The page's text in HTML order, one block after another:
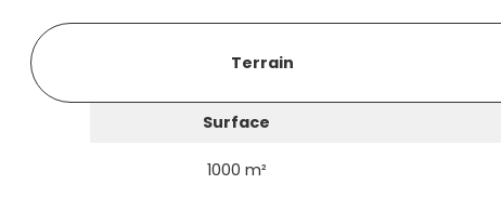
Terrain
Surface
1000 m²